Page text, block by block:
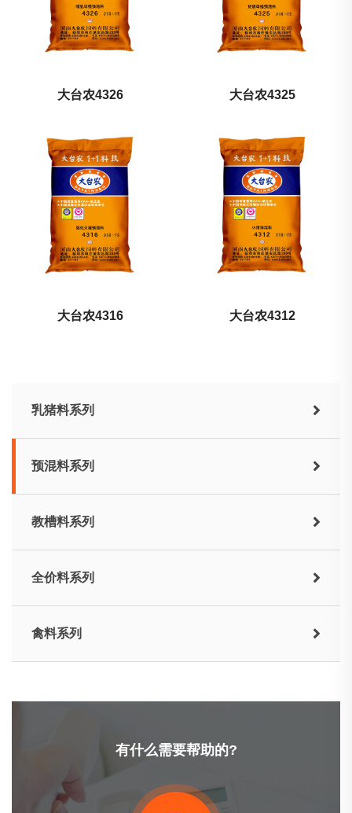
乳猪料系列
预混料系列
教槽料系列
全价料系列
禽料系列
有什么需要帮助的?
大台农4326 大台农4325
大台农4316 大台农4312